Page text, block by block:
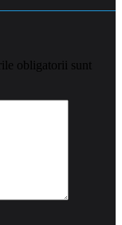
obligatorii sunt